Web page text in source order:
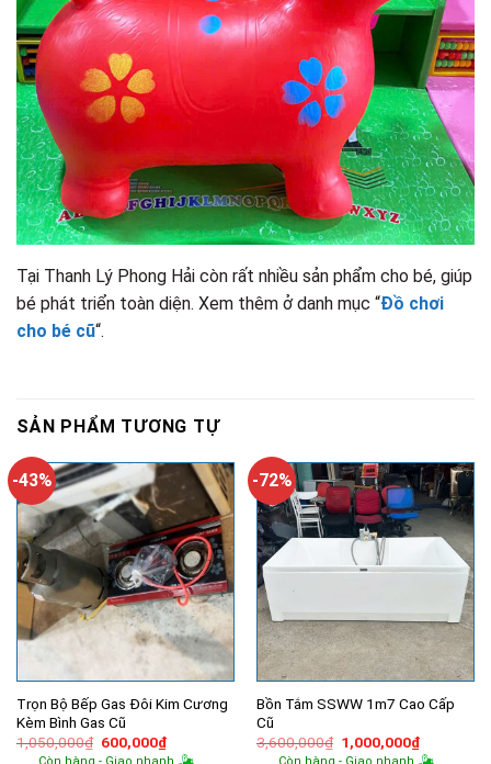
Tại Thanh Lý Phong Hải còn rất nhiều sản phẩm cho bé, giúp
bé phát triển toàn diện. Xem thêm ở danh mục “Đồ chơi
cho bé cũ“.
SẢN PHẨM TƯƠNG TỰ
-43%
Trọn Bộ Bếp Gas Đôi Kim Cương
Kèm Bình Gas Cũ
1,050,000₫ Giá
gốc
600,000₫Giá
hiện
-72%
Bồn Tắm SSWW 1m7 Cao Cấp
Cũ
3,600,000₫ Giá
gốc
1,000,000₫Giá
hiện